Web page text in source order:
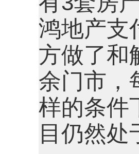
鸿地产支
方做了和
余门市，
样的条件
目仍然处